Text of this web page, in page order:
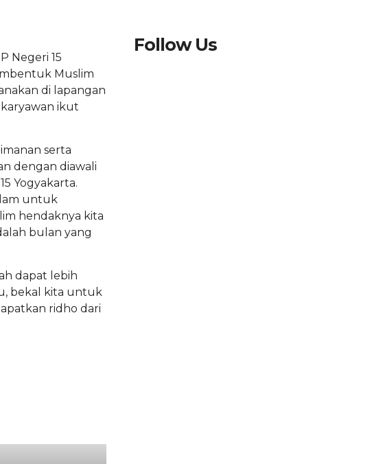
Negeri 15
Muslim
di lapangan
karyawan ikut
serta
dengan diawali
Yogyakarta.
untuk
hendaknya kita
bulan yang
dapat lebih
bekal kita untuk
ridho dari
Follow Us